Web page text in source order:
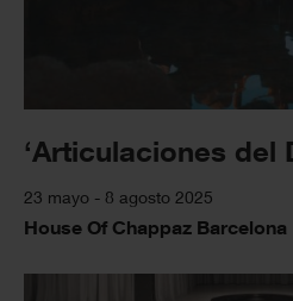
‘Articulaciones del
23 mayo - 8 agosto 2025
House Of Chappaz Barcelona